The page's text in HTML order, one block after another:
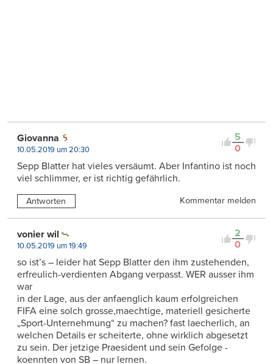
5
0
Giovanna
10.05.2019 um 20:30
Sepp Blatter hat vieles versäumt. Aber Infantino ist noch
viel schlimmer, er ist richtig gefährlich.
Antworten Kommentar melden
2
0
vonier wil
10.05.2019 um 19:49
so ist’s – leider hat Sepp Blatter den ihm zustehenden,
erfreulich-verdienten Abgang verpasst. WER ausser ihm
war
in der Lage, aus der anfaenglich kaum erfolgreichen
FIFA eine solch grosse,maechtige, materiell gesicherte
„Sport-Unternehmung“ zu machen? fast laecherlich, an
welchen Details er scheiterte, ohne wirklich abgesetzt
zu sein. Der jetzige Praesident und sein Gefolge -
koennten von SB – nur lernen.